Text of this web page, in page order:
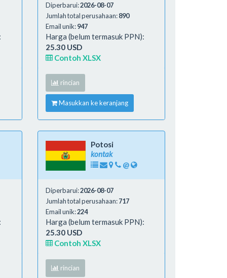
Diperbarui:2026-08-07
Jumlah total perusahaan:890
Email unik:947
Harga (belum termasuk PPN):
25.30 USD
Contoh XLSX
rincian
Masukkan ke keranjang
Potosi
kontak
@
Diperbarui:2026-08-07
Jumlah total perusahaan:717
Email unik:224
Harga (belum termasuk PPN):
25.30 USD
Contoh XLSX
rincian